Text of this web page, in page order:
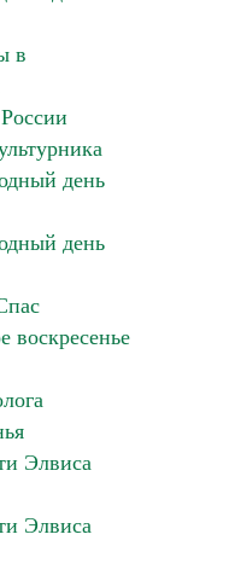
в
день
день
воскресенье
Элвиса
Элвиса